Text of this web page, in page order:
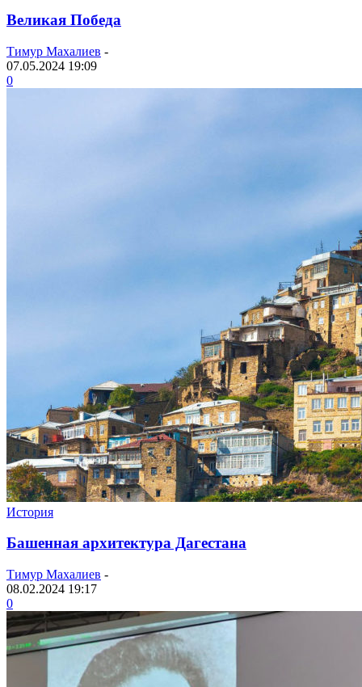
Великая Победа
Тимур Махалиев -
07.05.2024 19:09
0
История
Башенная архитектура Дагестана
Тимур Махалиев -
08.02.2024 19:17
0